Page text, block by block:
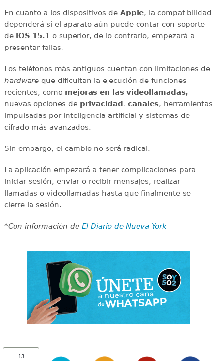
En cuanto a los dispositivos de Apple, la compatibilidad
dependerá si el aparato aún puede contar con soporte
deiOS 15.1o superior, de lo contrario, empezará a
presentar fallas.
Los teléfonos más antiguos cuentan con limitaciones de
hardwareque dificultan la ejecución de funciones
recientes, como mejoras en las videollamadas,
nuevas opciones de privacidad, canales, herramientas
impulsadas por inteligencia artificial y sistemas de
cifrado más avanzados.
Sin embargo, el cambio no será radical.
La aplicación empezará a tener complicaciones para
iniciar sesión, enviar o recibir mensajes, realizar
llamadas o videollamadas hasta que finalmente se
cierre la sesión.
*Con información de El Diario de Nueva York
13